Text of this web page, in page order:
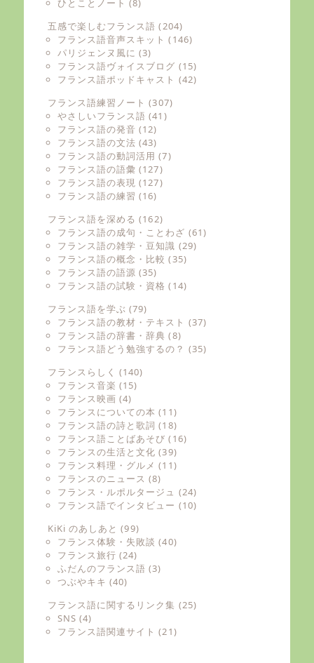
ひとことノート (8)
五感で楽しむフランス語 (204)
フランス語音声スキット (146)
パリジェンヌ風に (3)
フランス語ヴォイスブログ (15)
フランス語ポッドキャスト (42)
フランス語練習ノート (307)
やさしいフランス語 (41)
フランス語の発音 (12)
フランス語の文法 (43)
フランス語の動詞活用 (7)
フランス語の語彙 (127)
フランス語の表現 (127)
フランス語の練習 (16)
フランス語を深める (162)
フランス語の成句・ことわざ (61)
フランス語の雑学・豆知識 (29)
フランス語の概念・比較 (35)
フランス語の語源 (35)
フランス語の試験・資格 (14)
フランス語を学ぶ (79)
フランス語の教材・テキスト (37)
フランス語の辞書・辞典 (8)
フランス語どう勉強するの？ (35)
フランスらしく (140)
フランス音楽 (15)
フランス映画 (4)
フランスについての本 (11)
フランス語の詩と歌詞 (18)
フランス語ことばあそび (16)
フランスの生活と文化 (39)
フランス料理・グルメ (11)
フランスのニュース (8)
フランス・ルポルタージュ (24)
フランス語でインタビュー (10)
KiKi のあしあと (99)
フランス体験・失敗談 (40)
フランス旅行 (24)
ふだんのフランス語 (3)
つぶやキキ (40)
フランス語に関するリンク集 (25)
SNS (4)
フランス語関連サイト (21)